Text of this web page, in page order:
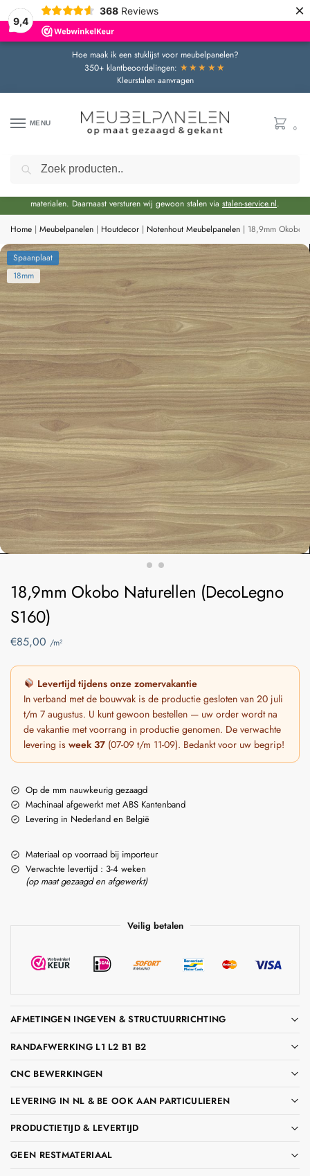
9,4
368 Reviews ×
Hoe maak ik een stuklijst voor meubelpanelen?
350+ klantbeoordelingen: ★★★★★
Kleurstalen aanvragen
MENU
0
Door de bouwvakperiode geldt momenteel een extra levertijd van circa 3 weken
materialen. Daarnaast versturen wij gewoon stalen via stalen-service.nl.
Home | Meubelpanelen | Houtdecor | Notenhout Meubelpanelen | 18,9mm Okobo
Spaanplaat
18mm
18,9mm Okobo Naturellen (DecoLegno
S160)
€85,00 /m²
Levertijd tijdens onze zomervakantie
In verband met de bouwvak is de productie gesloten van 20 juli
t/m 7 augustus. U kunt gewoon bestellen — uw order wordt na
de vakantie met voorrang in productie genomen. De verwachte
levering is week 37 (07-09 t/m 11-09). Bedankt voor uw begrip!
Op de mm nauwkeurig gezaagd
Machinaal afgewerkt met ABS Kantenband
Levering in Nederland en België
Materiaal op voorraad bij importeur
Verwachte levertijd : 3-4 weken
(op maat gezaagd en afgewerkt)
Veilig betalen
AFMETINGEN INGEVEN & STRUCTUURRICHTING
RANDAFWERKING L1 L2 B1 B2
CNC BEWERKINGEN
LEVERING IN NL & BE OOK AAN PARTICULIEREN
PRODUCTIETIJD & LEVERTIJD
GEEN RESTMATERIAAL